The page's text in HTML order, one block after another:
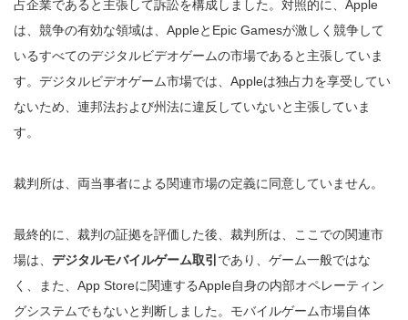
占企業であると主張して訴訟を構成しました。対照的に、Apple
は、競争の有効な領域は、AppleとEpic Gamesが激しく競争して
いるすべてのデジタルビデオゲームの市場であると主張していま
す。デジタルビデオゲーム市場では、Appleは独占力を享受してい
ないため、連邦法および州法に違反していないと主張していま
す。
裁判所は、両当事者による関連市場の定義に同意していません。
最終的に、裁判の証拠を評価した後、裁判所は、ここでの関連市
場は、 デジタルモバイルゲーム取引 であり、ゲーム一般ではな
く、また、App Storeに関連するApple自身の内部オペレーティン
グシステムでもないと判断しました。モバイルゲーム市場自体